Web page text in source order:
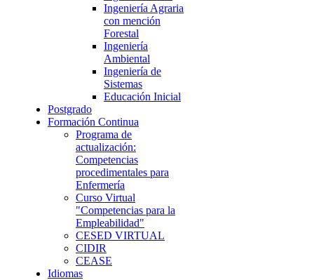
Ingeniería Agraria
con mención
Forestal
Ingeniería
Ambiental
Ingeniería de
Sistemas
Educación Inicial
Postgrado
Formación Continua
Programa de
actualización:
Competencias
procedimentales para
Enfermería
Curso Virtual
"Competencias para la
Empleabilidad"
CESED VIRTUAL
CIDIR
CEASE
Idiomas